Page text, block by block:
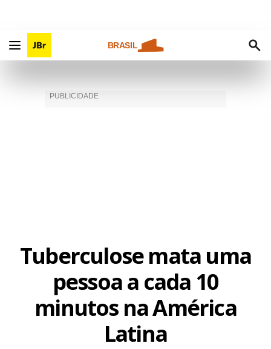
BRASIL
Tuberculose mata uma
pessoa a cada 10
minutos na América
Latina